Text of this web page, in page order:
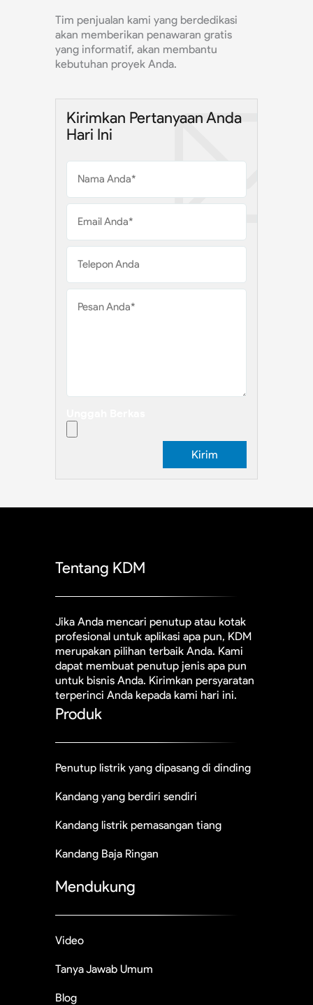
Tim penjualan kami yang berdedikasi
akan memberikan penawaran gratis
yang informatif, akan membantu
kebutuhan proyek Anda.
Kirimkan Pertanyaan Anda
Hari Ini
Tentang KDM
Jika Anda mencari penutup atau kotak
profesional untuk aplikasi apa pun, KDM
merupakan pilihan terbaik Anda. Kami
dapat membuat penutup jenis apa pun
untuk bisnis Anda. Kirimkan persyaratan
terperinci Anda kepada kami hari ini.
Produk
Penutup listrik yang dipasang di dinding
Kandang yang berdiri sendiri
Kandang listrik pemasangan tiang
Kandang Baja Ringan
Mendukung
Video
Tanya Jawab Umum
Blog